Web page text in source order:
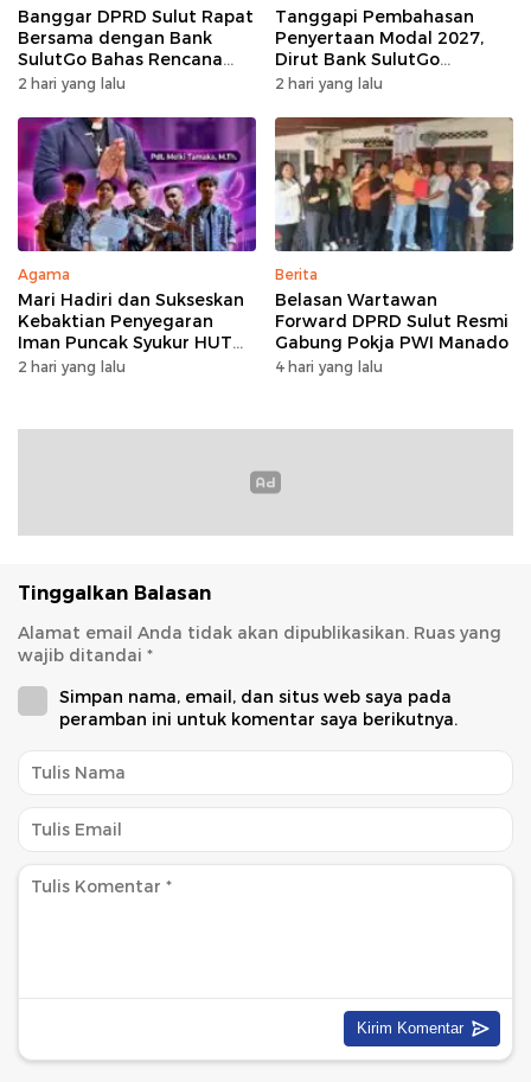
Banggar DPRD Sulut Rapat
Bersama dengan Bank
SulutGo Bahas Rencana
Penyertaan Modal Rp30
2 hari yang lalu
Tanggapi Pembahasan
Penyertaan Modal 2027,
Dirut Bank SulutGo
Jelaskan Pentingnya
2 hari yang lalu
Agama
Mari Hadiri dan Sukseskan
Kebaktian Penyegaran
Iman Puncak Syukur HUT
Ke-62 PKB GMIM AOKD
2 hari yang lalu
Berita
Belasan Wartawan
Forward DPRD Sulut Resmi
Gabung Pokja PWI Manado
4 hari yang lalu
Tinggalkan Balasan
Alamat email Anda tidak akan dipublikasikan. Ruas yang
wajib ditandai *
Simpan nama, email, dan situs web saya pada
peramban ini untuk komentar saya berikutnya.